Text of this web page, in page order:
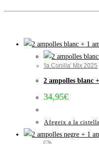
'la Conilla' Mix 2025
2 ampolles blanc
34,95€
Afegeix a la cistella